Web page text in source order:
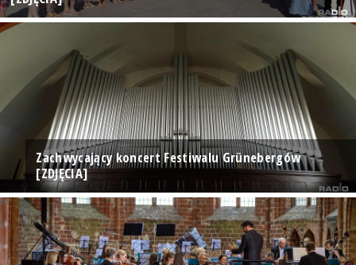
Zachwycający koncert Festiwalu Grünebergów
[ZDJĘCIA]